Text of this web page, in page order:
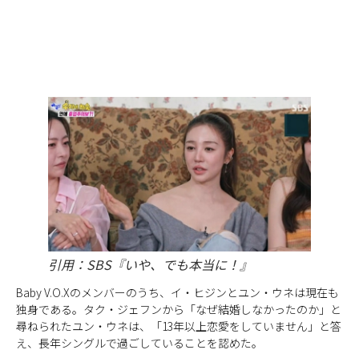
引用：SBS『いや、でも本当に！』
Baby V.O.Xのメンバーのうち、イ・ヒジンとユン・ウネは現在も
独身である。タク・ジェフンから「なぜ結婚しなかったのか」と
尋ねられたユン・ウネは、「13年以上恋愛をしていません」と答
え、長年シングルで過ごしていることを認めた。